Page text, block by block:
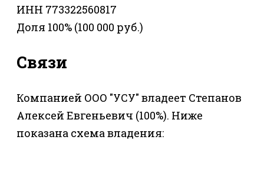
ИНН 773322560817
Доля 100% (100 000 руб.)
Связи
Компанией ООО "УСУ" владеет Степанов
Алексей Евгеньевич (100%). Ниже
показана схема владения: